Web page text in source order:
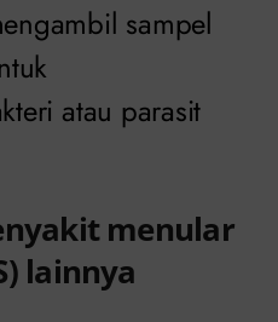
sampel
atau parasit
menular
lainnya